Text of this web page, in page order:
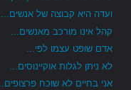
ועדה היא קבוצה של אנשים...
קהל אינו מורכב מאנשים...
אדם שופט עצמו לפי...
לא ניתן לגלות אוקיינוסים...
אני בחיים לא שוכח